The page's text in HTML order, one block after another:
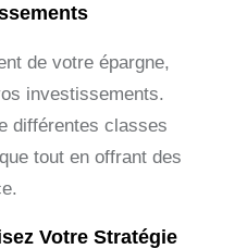
de votre épargne,
investissements.
différentes classes
tout en offrant des
Votre Stratégie